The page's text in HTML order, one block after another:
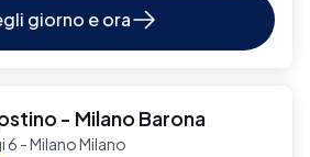
giorno e ora
- Milano Barona
6 - Milano Milano